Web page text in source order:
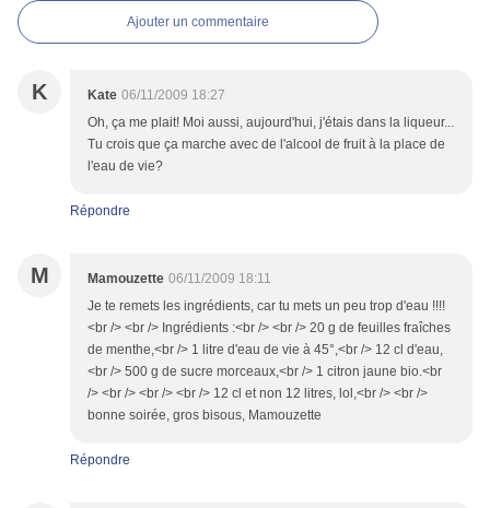
Ajouter un commentaire
K Kate 06/11/2009 18:27
Oh, ça me plait! Moi aussi, aujourd'hui, j'étais dans la liqueur...
Tu crois que ça marche avec de l'alcool de fruit à la place de
l'eau de vie?
Répondre
M Mamouzette 06/11/2009 18:11
Je te remets les ingrédients, car tu mets un peu trop d'eau !!!!
<br /> <br /> Ingrédients :<br /> <br /> 20 g de feuilles fraîches
de menthe,<br /> 1 litre d'eau de vie à 45°,<br /> 12 cl d'eau,
<br /> 500 g de sucre morceaux,<br /> 1 citron jaune bio.<br
/> <br /> <br /> <br /> 12 cl et non 12 litres, lol,<br /> <br />
bonne soirée, gros bisous, Mamouzette
Répondre